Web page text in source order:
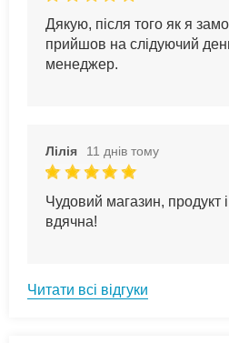
Дякую, після того як я
прийшов на слідуючий
менеджер.
Лілія 11 днів тому
Чудовий магазин, продукт і
вдячна!
Читати всі відгуки